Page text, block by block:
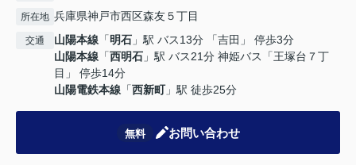
所在地 兵庫県神戸市西区森友５丁目
交通 山陽本線 「明石 」駅 バス13分 「吉田」 停歩3分
山陽本線 「西明石 」駅 バス21分 神姫バス「王塚台７丁
目」 停歩14分
山陽電鉄本線 「西新町」駅 徒歩25分
無料 お問い合わせ